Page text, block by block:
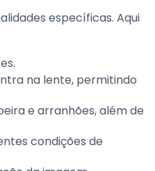
específicas. Aqui
na lente, permitindo
e arranhões, além de
condições de